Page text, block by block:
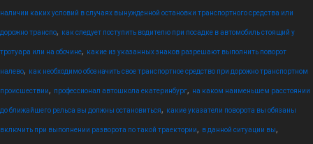
наличии каких условий в случаях вынужденной остановки транспортного средства или
дорожно транспо, как следует поступить водителю при посадке в автомобиль стоящий у
тротуара или на обочине, какие из указанных знаков разрешают выполнить поворот
налево, как необходимо обозначить свое транспортное средство при дорожно транспортном
происшествии, профессионал автошкола екатеринбург, на каком наименьшем расстоянии
до ближайшего рельса вы должны остановиться, какие указатели поворота вы обязаны
включить при выполнении разворота по такой траектории, в данной ситуации вы,